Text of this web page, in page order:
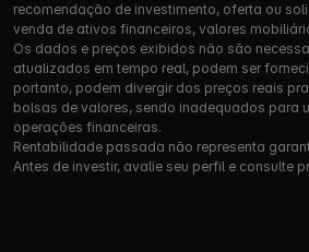
recomendação de investimento, oferta ou
venda de ativos financeiros, valores
Os dados e preços exibidos não são
atualizados em tempo real, podem ser
portanto, podem divergir dos preços reais
bolsas de valores, sendo inadequados para
operações financeiras.
Rentabilidade passada não representa
Antes de investir, avalie seu perfil e consulte